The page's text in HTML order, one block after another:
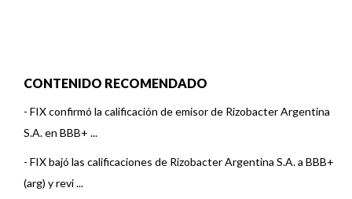
CONTENIDO RECOMENDADO
- FIX confirmó la calificación de emisor de Rizobacter Argentina
S.A. en BBB+ ...
- FIX bajó las calificaciones de Rizobacter Argentina S.A. a BBB+
(arg) y revi ...